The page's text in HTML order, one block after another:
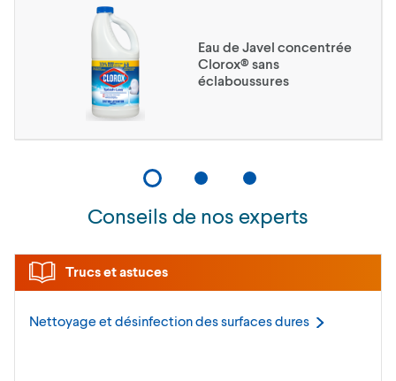
Eau de Javel concentrée
Clorox® sans
éclaboussures
Conseils de nos experts
Trucs et astuces
Nettoyage et désinfection des surfacesdures